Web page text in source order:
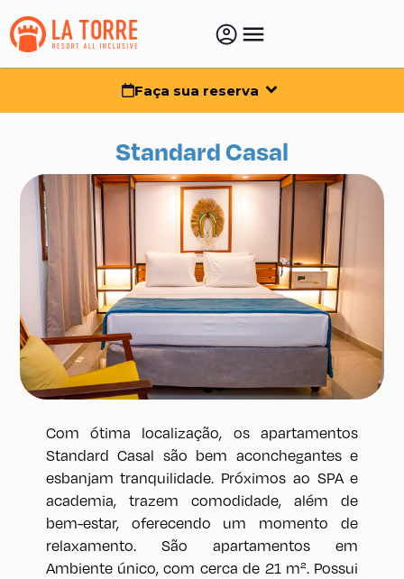
Faça sua reserva
Standard Casal
Com ótima localização, os apartamentos
Standard Casal são bem aconchegantes e
esbanjam tranquilidade. Próximos ao SPA e
academia, trazem comodidade, além de
bem-estar, oferecendo um momento de
relaxamento. São apartamentos em
Ambiente único, com cerca de 21 m². Possui